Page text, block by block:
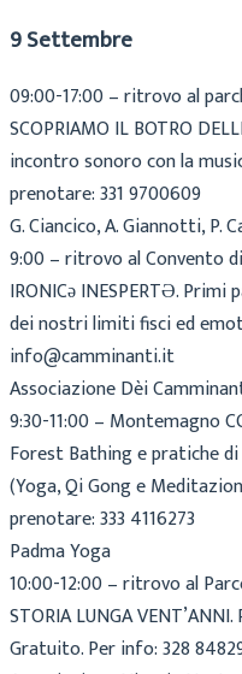
9 Settembre
09:00-17:00 – ritrovo al
SCOPRIAMO IL BOTRO
incontro sonoro con la
prenotare: 331 9700609
G. Ciancico, A. Giannotti, P.
9:00 – ritrovo al Convento di
IRONICə INESPERTƏ.
dei nostri limiti fisci ed
info@camminanti.it
Associazione Dèi
9:30-11:00 – Montemagno
Forest Bathing e pratiche
(Yoga, Qi Gong e
prenotare: 333 4116273
Padma Yoga
10:00-12:00 – ritrovo al
STORIA LUNGA
Gratuito. Per info: 328